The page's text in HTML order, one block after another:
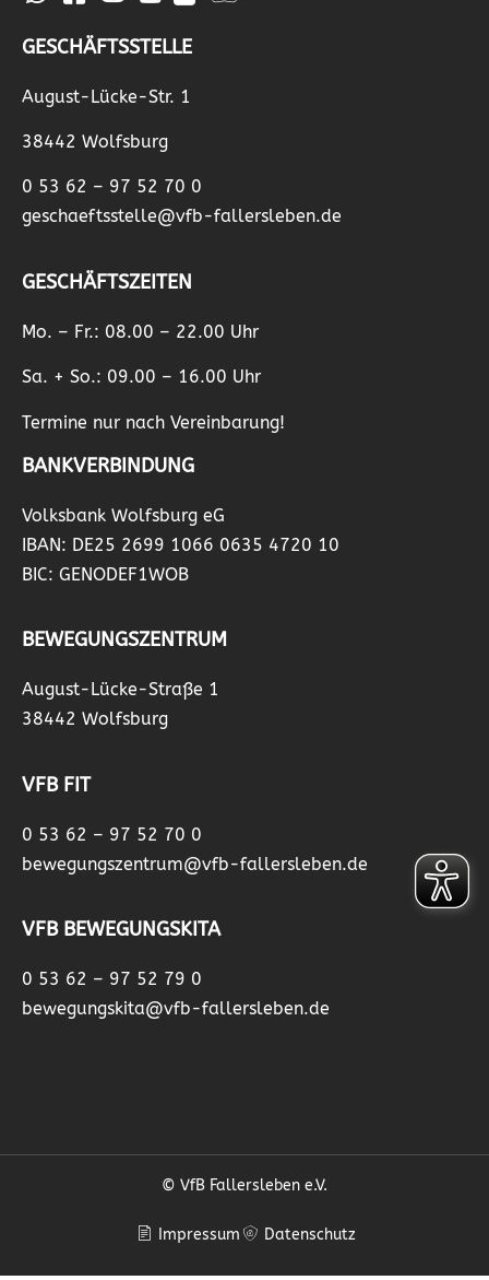
GESCHÄFTSSTELLE
August-Lücke-Str. 1
38442 Wolfsburg
0 53 62 – 97 52 70 0
geschaeftsstelle@vfb-fallersleben.de
GESCHÄFTSZEITEN
Mo. – Fr.: 08.00 – 22.00 Uhr
Sa. + So.: 09.00 – 16.00 Uhr
Termine nur nach Vereinbarung!
BANKVERBINDUNG
Volksbank Wolfsburg eG
IBAN: DE25 2699 1066 0635 4720 10
BIC: GENODEF1WOB
BEWEGUNGSZENTRUM
August-Lücke-Straße 1
38442 Wolfsburg
VFB FIT
0 53 62 – 97 52 70 0
bewegungszentrum@vfb-fallersleben.de
VFB BEWEGUNGSKITA
0 53 62 – 97 52 79 0
bewegungskita@vfb-fallersleben.de
© VfB Fallersleben e.V.
Impressum Datenschutz